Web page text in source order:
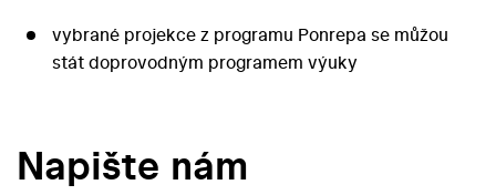
vybrané projekce z programu Ponrepa se můžou
stát doprovodným programem výuky
Napište nám